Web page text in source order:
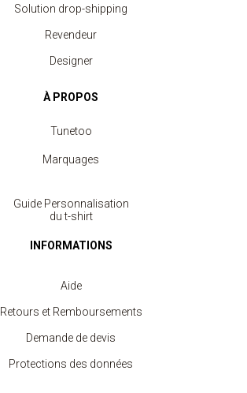
Solution drop-shipping
Revendeur
Designer
À PROPOS
Tunetoo
Marquages
Guide Personnalisation
du t-shirt
INFORMATIONS
Aide
Retours et Remboursements
Demande de devis
Protections des données